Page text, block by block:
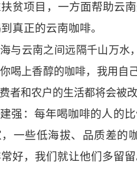
贫项目，一方面帮助云
真正的云南咖啡。
云南之间远隔千山万水，
喝上香醇的咖啡，我用自
者和农户的生活都将会被
强：每年喝咖啡的人的
，一些低海拔、品质差的
好，我们就让他们多留留